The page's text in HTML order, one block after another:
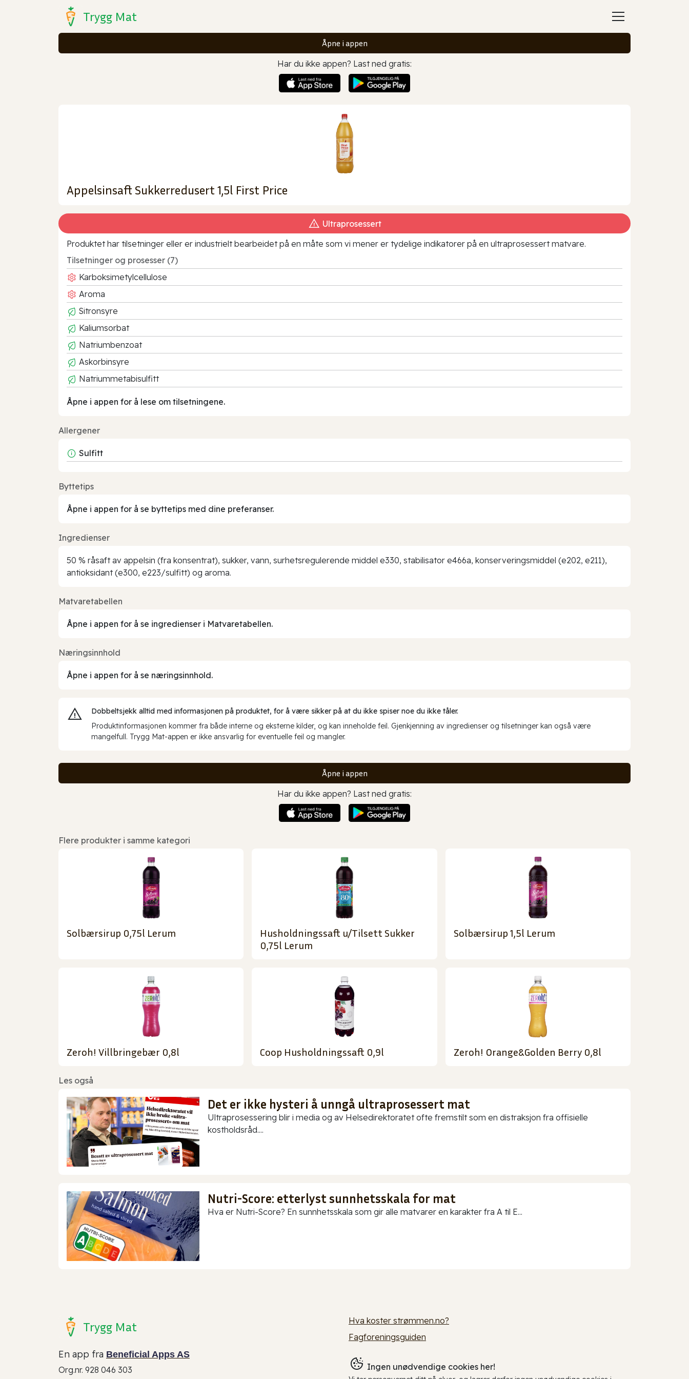
Trygg Mat
Åpne i appen
Har du ikke appen? Last ned gratis:
Appelsinsaft Sukkerredusert 1,5l First Price
Ultraprosessert
Produktet har tilsetninger eller er industrielt bearbeidet på en måte som vi mener er tydelige indikatorer på en ultraprosessert matvare.
Tilsetninger og prosesser (7)
Karboksimetylcellulose
Aroma
Sitronsyre
Kaliumsorbat
Natriumbenzoat
Askorbinsyre
Natriummetabisulfitt
Åpne i appen for å lese om tilsetningene.
Allergener
Sulfitt
Byttetips
Åpne i appen for å se byttetips med dine preferanser.
Ingredienser
50 % råsaft av appelsin (fra konsentrat), sukker, vann, surhetsregulerende middel e330, stabilisator e466a, konserveringsmiddel (e202, e211),
antioksidant (e300, e223/sulfitt) og aroma.
Matvaretabellen
Åpne i appen for å se ingredienser i Matvaretabellen.
Næringsinnhold
Åpne i appen for å se næringsinnhold.
Dobbeltsjekk alltid med informasjonen på produktet, for å være sikker på at du ikke spiser noe du ikke tåler.
Produktinformasjonen kommer fra både interne og eksterne kilder, og kan inneholde feil. Gjenkjenning av ingredienser og tilsetninger kan også være
mangelfull. Trygg Mat-appen er ikke ansvarlig for eventuelle feil og mangler.
Åpne i appen
Har du ikke appen? Last ned gratis:
Flere produkter i samme kategori
Solbærsirup 0,75l Lerum
Husholdningssaft u/Tilsett Sukker
0,75l Lerum
Solbærsirup 1,5l Lerum
Zeroh! Villbringebær 0,8l Coop Husholdningssaft 0,9l Zeroh! Orange&Golden Berry 0,8l
Les også
Det er ikke hysteri å unngå ultraprosessert mat
Ultraprosessering blir i media og av Helsedirektoratet ofte fremstilt som en distraksjon fra offisielle
kostholdsråd....
Nutri-Score: etterlyst sunnhetsskala for mat
Hva er Nutri-Score? En sunnhetsskala som gir alle matvarer en karakter fra A til E...
Trygg Mat
En app fra Beneficial Apps AS
Org.nr. 928 046 303
Hva koster strømmen.no?
Fagforeningsguiden
Ingen unødvendige cookies her!